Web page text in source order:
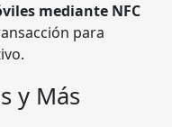
mediante NFC
para
y Más